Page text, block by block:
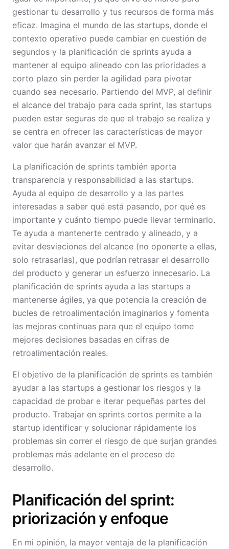
gestionar tu desarrollo y tus recursos de forma más
eficaz. Imagina el mundo de las startups, donde el
contexto operativo puede cambiar en cuestión de
segundos y la planificación de sprints ayuda a
mantener al equipo alineado con las prioridades a
corto plazo sin perder la agilidad para pivotar
cuando sea necesario. Partiendo del MVP, al definir
el alcance del trabajo para cada sprint, las startups
pueden estar seguras de que el trabajo se realiza y
se centra en ofrecer las características de mayor
valor que harán avanzar el MVP.
La planificación de sprints también aporta
transparencia y responsabilidad a las startups.
Ayuda al equipo de desarrollo y a las partes
interesadas a saber qué está pasando, por qué es
importante y cuánto tiempo puede llevar terminarlo.
Te ayuda a mantenerte centrado y alineado, y a
evitar desviaciones del alcance (no oponerte a ellas,
solo retrasarlas), que podrían retrasar el desarrollo
del producto y generar un esfuerzo innecesario. La
planificación de sprints ayuda a las startups a
mantenerse ágiles, ya que potencia la creación de
bucles de retroalimentación imaginarios y fomenta
las mejoras continuas para que el equipo tome
mejores decisiones basadas en cifras de
retroalimentación reales.
El objetivo de la planificación de sprints es también
ayudar a las startups a gestionar los riesgos y la
capacidad de probar e iterar pequeñas partes del
producto. Trabajar en sprints cortos permite a la
startup identificar y solucionar rápidamente los
problemas sin correr el riesgo de que surjan grandes
problemas más adelante en el proceso de
desarrollo.
Planificación del sprint:
priorización y enfoque
En mi opinión, la mayor ventaja de la planificación